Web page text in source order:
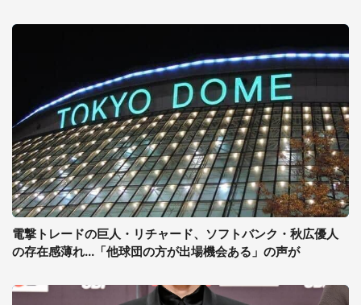
電撃トレードの巨人・リチャード、ソフトバンク・秋広優人
の存在感薄れ...「他球団の方が出場機会ある」の声が